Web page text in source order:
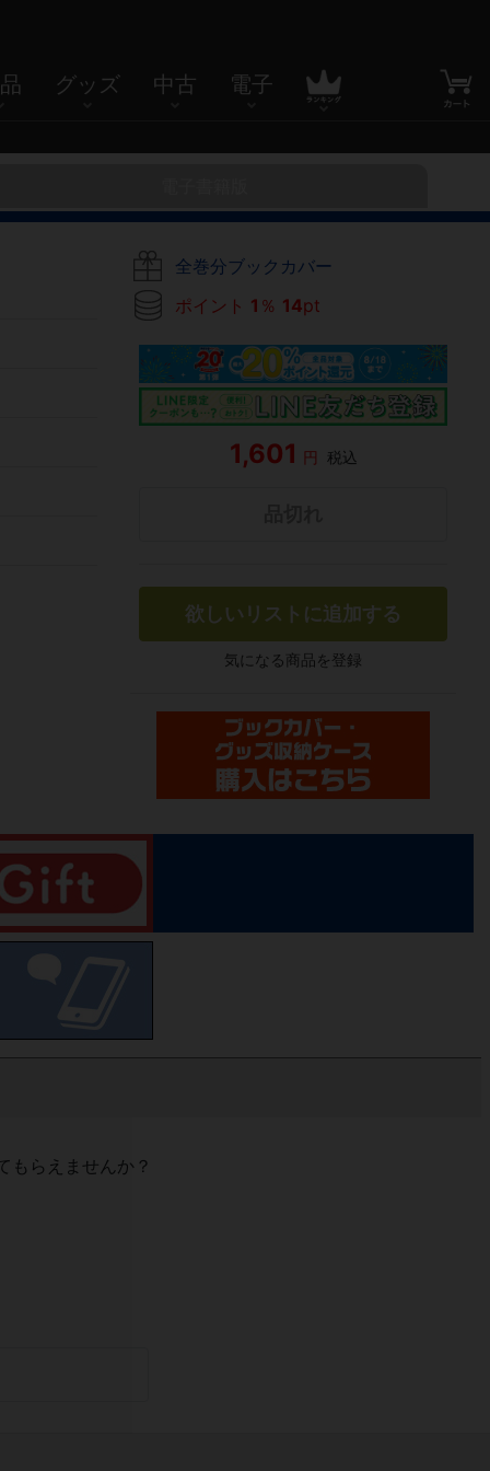
グッズ 中古 電子
全巻分ブックカバー
ポイント 1 ％ 14pt
1,601 円 税込
欲しいリストに追加する
気になる商品を登録
もらえませんか？